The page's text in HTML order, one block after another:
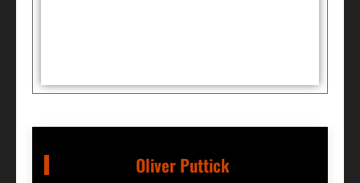
Oliver Puttick